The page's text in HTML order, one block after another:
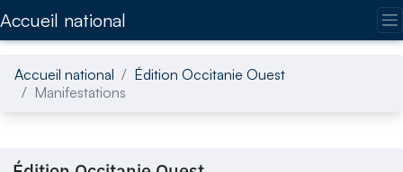
Accueil national
Accueil national
Édition Occitanie Ouest
Manifestations